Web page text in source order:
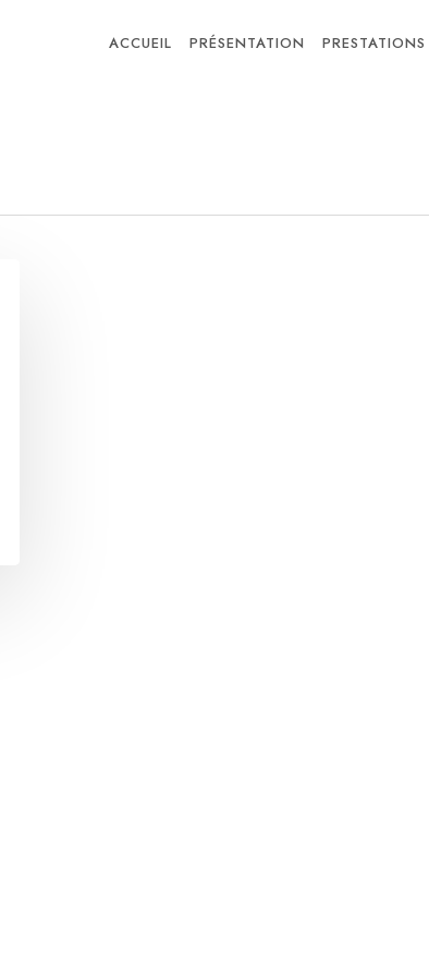
ACCUEIL PRÉSENTATION PRESTATIONS